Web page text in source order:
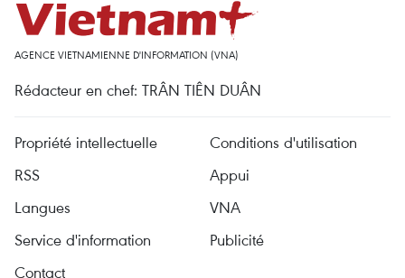
AGENCE VIETNAMIENNE D'INFORMATION (VNA)
Rédacteur en chef: TRÂN TIÊN DUÂN
Propriété intellectuelle
Conditions d'utilisation
RSS
Appui
Langues
VNA
Service d'information
Publicité
Contact